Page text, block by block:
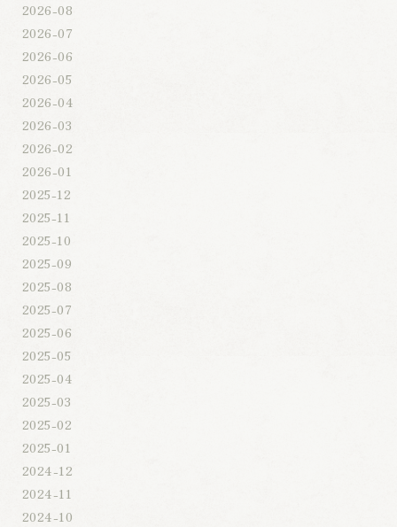
2026-08
2026-07
2026-06
2026-05
2026-04
2026-03
2026-02
2026-01
2025-12
2025-11
2025-10
2025-09
2025-08
2025-07
2025-06
2025-05
2025-04
2025-03
2025-02
2025-01
2024-12
2024-11
2024-10